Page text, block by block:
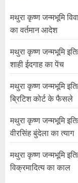
मथुरा कृष्ण जन्मभूमि
का वर्तमान आदेश
मथुरा कृष्ण जन्मभूमि
शाही ईदगाह का पेंच
मथुरा कृष्ण जन्मभूमि
ब्रिटिश कोर्ट के फैसले
मथुरा कृष्ण जन्मभूमि
वीरसिंह बुंदेला का त्याग
मथुरा कृष्ण जन्मभूमि
विक्रमादित्य का काल